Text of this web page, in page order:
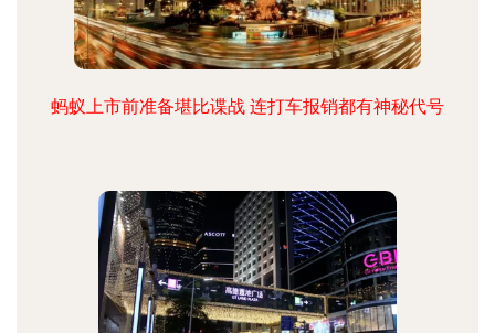
蚂蚁上市前准备堪比谍战 连打车报销都有神秘代号